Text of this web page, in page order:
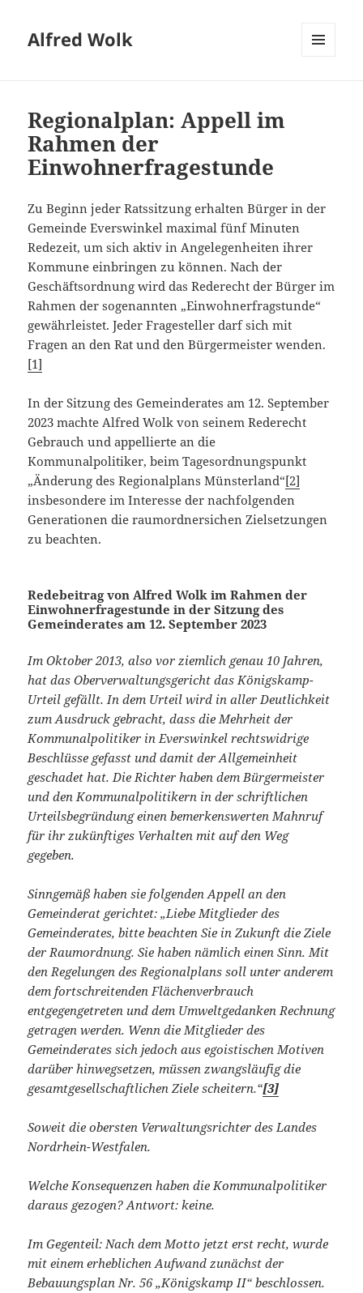
Alfred Wolk
Regionalplan: Appell im
Rahmen der
Einwohnerfragestunde
Zu Beginn jeder Ratssitzung erhalten Bürger in der
Gemeinde Everswinkel maximal fünf Minuten
Redezeit, um sich aktiv in Angelegenheiten ihrer
Kommune einbringen zu können. Nach der
Geschäftsordnung wird das Rederecht der Bürger im
Rahmen der sogenannten „Einwohnerfragstunde“
gewährleistet. Jeder Fragesteller darf sich mit
Fragen an den Rat und den Bürgermeister wenden.
[1]
In der Sitzung des Gemeinderates am 12. September
2023 machte Alfred Wolk von seinem Rederecht
Gebrauch und appellierte an die
Kommunalpolitiker, beim Tagesordnungspunkt
„Änderung des Regionalplans Münsterland“[2]
insbesondere im Interesse der nachfolgenden
Generationen die raumordnersichen Zielsetzungen
zu beachten.
Redebeitrag von Alfred Wolk im Rahmen der
Einwohnerfragestunde in der Sitzung des
Gemeinderates am 12. September 2023
Im Oktober 2013, also vor ziemlich genau 10 Jahren,
hat das Oberverwaltungsgericht das Königskamp-
Urteil gefällt. In dem Urteil wird in aller Deutlichkeit
zum Ausdruck gebracht, dass die Mehrheit der
Kommunalpolitiker in Everswinkel rechtswidrige
Beschlüsse gefasst und damit der Allgemeinheit
geschadet hat. Die Richter haben dem Bürgermeister
und den Kommunalpolitikern in der schriftlichen
Urteilsbegründung einen bemerkenswerten Mahnruf
für ihr zukünftiges Verhalten mit auf den Weg
gegeben.
Sinngemäß haben sie folgenden Appell an den
Gemeinderat gerichtet: „Liebe Mitglieder des
Gemeinderates, bitte beachten Sie in Zukunft die Ziele
der Raumordnung. Sie haben nämlich einen Sinn. Mit
den Regelungen des Regionalplans soll unter anderem
dem fortschreitenden Flächenverbrauch
entgegengetreten und dem Umweltgedanken Rechnung
getragen werden. Wenn die Mitglieder des
Gemeinderates sich jedoch aus egoistischen Motiven
darüber hinwegsetzen, müssen zwangsläufig die
gesamtgesellschaftlichen Ziele scheitern.“[3]
Soweit die obersten Verwaltungsrichter des Landes
Nordrhein-Westfalen.
Welche Konsequenzen haben die Kommunalpolitiker
daraus gezogen? Antwort: keine.
Im Gegenteil: Nach dem Motto jetzt erst recht, wurde
mit einem erheblichen Aufwand zunächst der
Bebauungsplan Nr. 56 „Königskamp II“ beschlossen.